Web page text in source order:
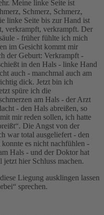
Meine linke Seite ist
Schmerz, Schmerz,
linke Seite bis zur Hand ist
verkrampft, verkrampft. Der
- früher fühlte ich mich
im Gesicht kommt mir
der Geburt: Verkrampft -
in den Hals - linke Hand
auch - manchmal auch am
dick. Jetzt bin ich
spüre ich die
am Hals - der Arzt
- den Hals abreißen, so
mir reden sollen, ich hatte
Die Angst von der
war total ausgeliefert - den
es nicht nachfühlen -
Hals - und der Doktor hat
hier Schluss machen.
Liegung ausklingen lassen
sprechen.